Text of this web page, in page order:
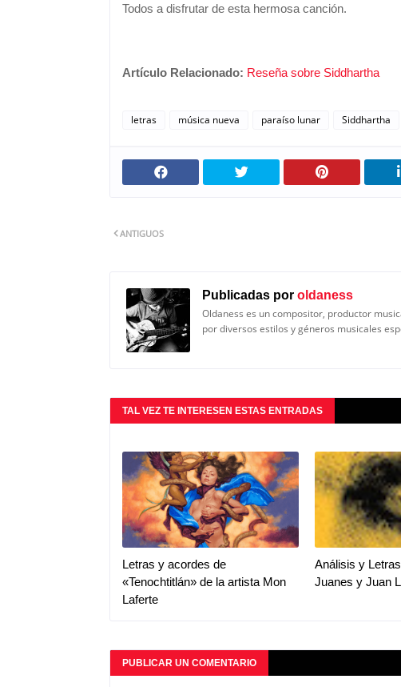
Todos a disfrutar de esta hermosa canción.
Artículo Relacionado: Reseña sobre Siddhartha
letras música nueva paraíso lunar Siddhartha
ANTIGUOS
Publicadas por oldaness
Oldaness es un compositor, productor
por diversos estilos y géneros musicales
TAL VEZ TE INTERESEN ESTAS ENTRADAS
Letras y acordes de
«Tenochtitlán» de la artista Mon
Laferte
Análisis y
Juanes y Juan
PUBLICAR UN COMENTARIO